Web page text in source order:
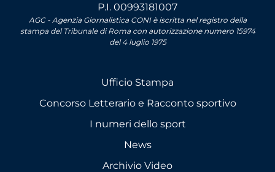
P.I. 00993181007
AGC - Agenzia Giornalistica CONI è iscritta nel registro della
stampa del Tribunale di Roma con autorizzazione numero 15974
del 4 luglio 1975
Ufficio Stampa
Concorso Letterario e Racconto sportivo
I numeri dello sport
News
Archivio Video